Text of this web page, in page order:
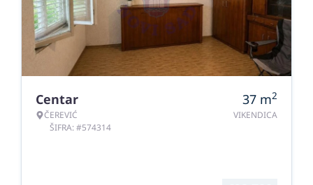
Centar
ČEREVIĆ
ŠIFRA: #574314
37 m2
VIKENDICA